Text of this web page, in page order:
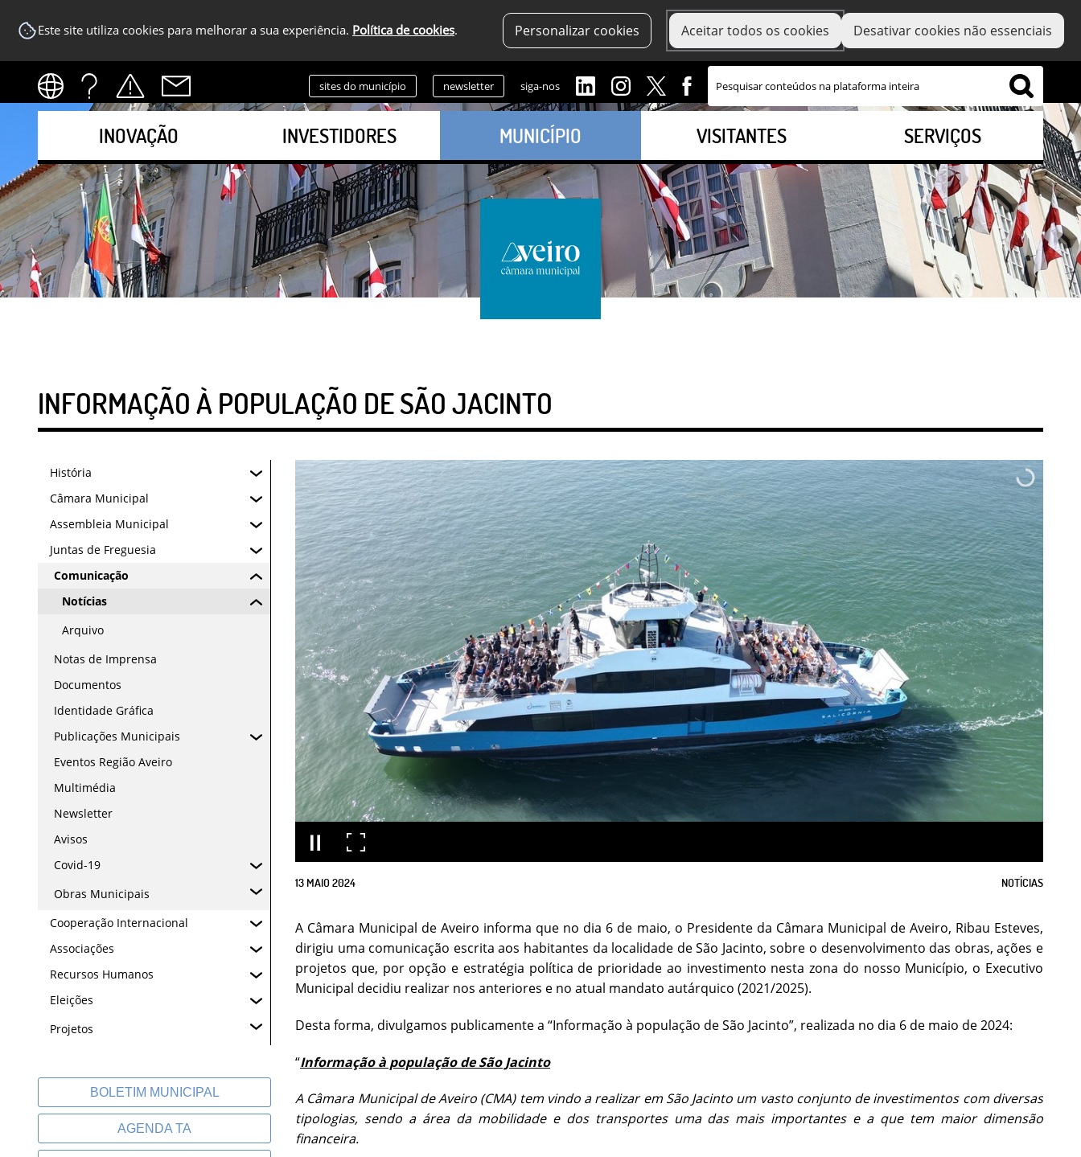
Este site utiliza cookies para melhorar a sua experiência. Política de cookies. Personalizar cookies Aceitar todos os cookies Desativar cookies não essenciais
sites do município newsletter siga-nos
INOVAÇÃO INVESTIDORES MUNICÍPIO VISITANTES SERVIÇOS
INFORMAÇÃO À POPULAÇÃO DE SÃO JACINTO
História
Câmara Municipal
Assembleia Municipal
Juntas de Freguesia
Comunicação
Notícias
Arquivo
Notas de Imprensa
Documentos
Identidade Gráfica
Publicações Municipais
Eventos Região Aveiro
Multimédia
Newsletter
Avisos
Covid-19
Obras Municipais
Cooperação Internacional
Associações
Recursos Humanos
Eleições
Projetos
BOLETIM MUNICIPAL
AGENDA TA
13 MAIO2024 NOTÍCIAS
A Câmara Municipal de Aveiro informa que no dia 6 de maio, o Presidente da Câmara Municipal de Aveiro, Ribau Esteves,
dirigiu uma comunicação escrita aos habitantes da localidade de São Jacinto, sobre o desenvolvimento das obras, ações e
projetos que, por opção e estratégia política de prioridade ao investimento nesta zona do nosso Município, o Executivo
Municipal decidiu realizar nos anteriores e no atual mandato autárquico (2021/2025).
Desta forma, divulgamos publicamente a “Informação à população de São Jacinto”, realizada no dia 6 de maio de 2024:
“Informação à população de São Jacinto
A Câmara Municipal de Aveiro (CMA) tem vindo a realizar em São Jacinto um vasto conjunto de investimentos com diversas
tipologias, sendo a área da mobilidade e dos transportes uma das mais importantes e a que tem maior dimensão
financeira.